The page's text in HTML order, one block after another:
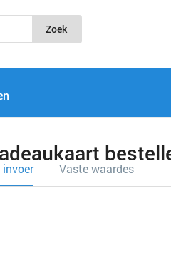
Zoek
invoer Vaste waardes